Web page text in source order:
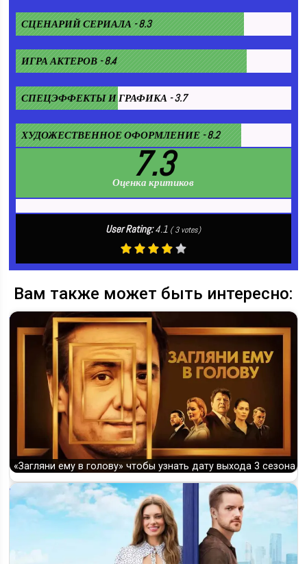
СЦЕНАРИЙ СЕРИАЛА - 8.3
ИГРА АКТЕРОВ - 8.4
СПЕЦЭФФЕКТЫ И ГРАФИКА - 3.7
ХУДОЖЕСТВЕННОЕ ОФОРМЛЕНИЕ - 8.2
7.3
Оценка критиков
User Rating:4.1 (3votes)
Вам также может быть интересно:
«Загляни ему в голову» чтобы узнать дату выхода 3 сезона